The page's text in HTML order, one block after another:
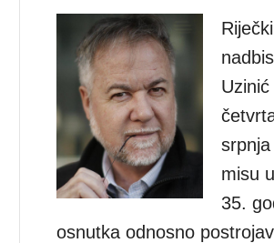
Uzinić
misu
35.
osnutka odnosno